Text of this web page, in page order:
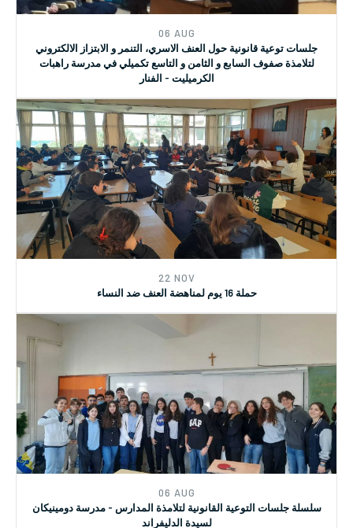
06 AUG
جلسات توعية قانونية حول العنف الاسري، التنمر و الابتزاز الالكتروني
لتلامذة صفوف السابع و الثامن و التاسع تكميلي في مدرسة راهبات
الكرميليت - الفنار
22 NOV
حملة 16 يوم لمناهضة العنف ضد النساء